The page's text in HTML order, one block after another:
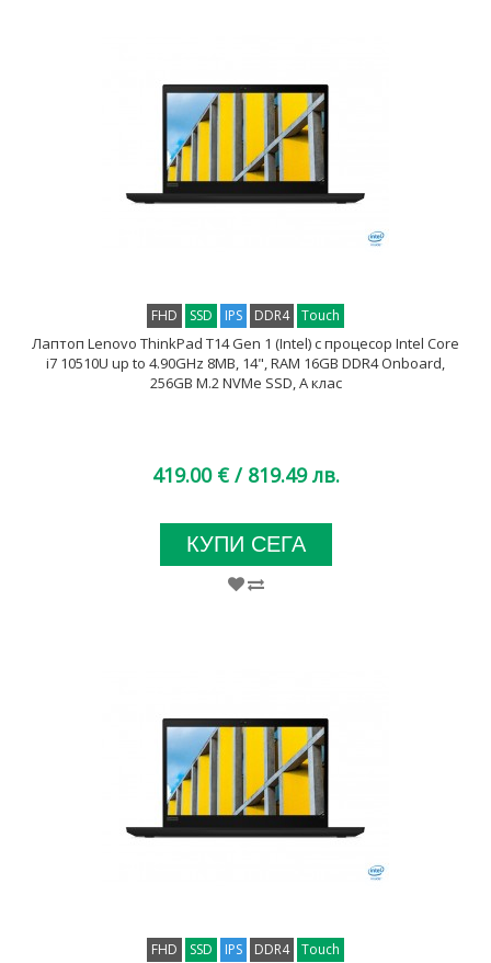
FHD SSD IPS DDR4 Touch
Лаптоп Lenovo ThinkPad T14 Gen 1 (Intel) с процесор Intel Core
i7 10510U up to 4.90GHz 8MB, 14", RAM 16GB DDR4 Onboard,
256GB M.2 NVMe SSD, A клас
419.00 € / 819.49 лв.
КУПИ СЕГА
FHD SSD IPS DDR4 Touch